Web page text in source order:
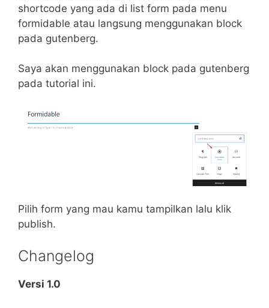
shortcode yang ada di list form pada menu
formidable atau langsung menggunakan block
pada gutenberg.
Saya akan menggunakan block pada gutenberg
pada tutorial ini.
Pilih form yang mau kamu tampilkan lalu klik
publish.
Changelog
Versi 1.0